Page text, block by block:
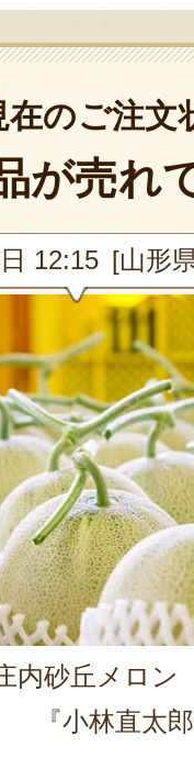
在のご注文
が売れ
12:15 [山形
内砂丘メロン
『小林直太